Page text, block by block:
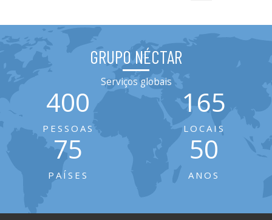
GRUPO NÉCTAR
Serviços globais
400
PESSOAS
165
LOCAIS
75
PAÍSES
50
ANOS